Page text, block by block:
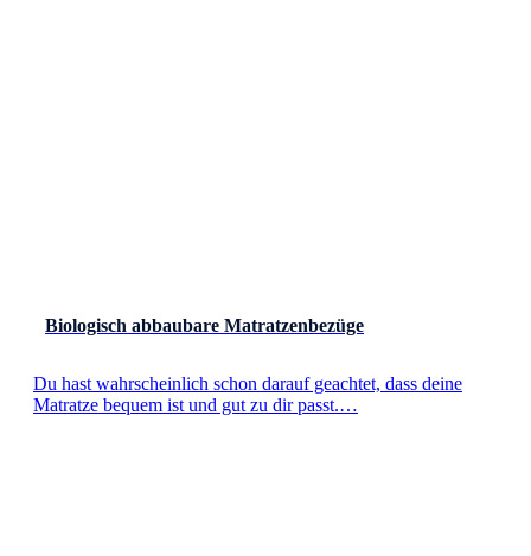
Biologisch abbaubare Matratzenbezüge
Du hast wahrscheinlich schon darauf geachtet, dass deine
Matratze bequem ist und gut zu dir passt.…